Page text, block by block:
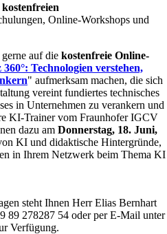
kostenfreien
Online-Workshops und
auf die kostenfreie Online-
Technologien verstehen,
" aufmerksam machen, die sich
vereint fundiertes technisches
in Unternehmen zu verankern und
KI-Trainer vom Fraunhofer IGCV
dazu am Donnerstag, 18. Juni,
KI und didaktische Hintergründe,
in Ihrem Netzwerk beim Thema KI
steht Ihnen Herr Elias Bernhart
89 278287 54 oder per E-Mail unter
Verfügung.